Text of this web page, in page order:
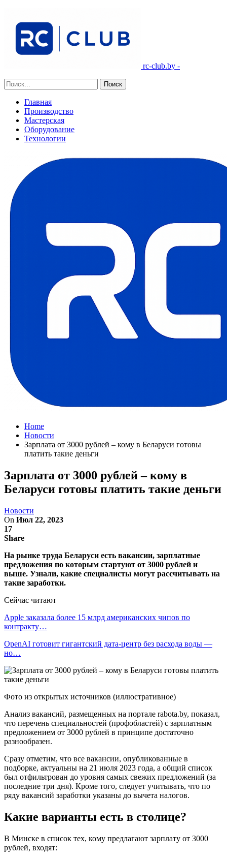
rc-club.by -
Главная
Производство
Мастерская
Оборудование
Технологии
Home
Новости
Зарплата от 3000 рублей – кому в Беларуси готовы
платить такие деньги
Зарплата от 3000 рублей – кому в
Беларуси готовы платить такие деньги
Новости
On Июл 22, 2023
17
Share
На рынке труда Беларуси есть вакансии, зарплатные
предложения по которым стартуют от 3000 рублей и
выше. Узнали, какие специалисты могут рассчитывать на
такие заработки.
Сейчас читают
Apple заказала более 15 млрд американских чипов по
контракту…
OpenAI готовит гигантский дата-центр без расхода воды —
но…
Фото из открытых источников (иллюстративное)
Анализ вакансий, размещенных на портале rabota.by, показал,
что перечень специальностей (профобластей) с зарплатным
предложением от 3000 рублей в принципе достаточно
разнообразен.
Сразу отметим, что все вакансии, опубликованные в
подборке, актуальны на 21 июля 2023 года, а общий список
был отфильтрован до уровня самых свежих предложений (за
последние три дня). Кроме того, следует учитывать, что по
ряду вакансий заработки указаны до вычета налогов.
Какие варианты есть в столице?
В Минске в список тех, кому предлагают зарплату от 3000
рублей, входят: